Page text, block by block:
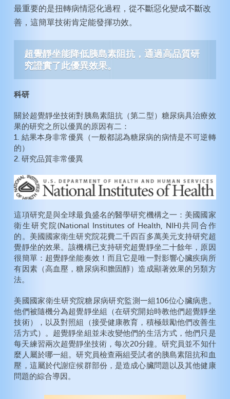
最重要的是扭轉病情惡化過程，從不斷惡化變成不斷改
善，這簡單技術肯定能發揮功效。
超覺靜坐能降低胰島素阻抗，通過高品質研
究證實了此優異效果。
科研
關於超覺靜坐技術對胰島素阻抗（第二型）糖尿病具治療效
果的研究之所以優異的原因有二：
1. 結果本身非常優異（一般都認為糖尿病的病情是不可逆轉
的）
2. 研究品質非常優異
這項研究是與全球最負盛名的醫學研究機構之一：美國國家
衛生研究院(National Institutes of Health, NIH)共同合作
的。美國國家衛生研究院花費二千四百多萬美元支持研究超
覺靜坐的效果。該機構已支持研究超覺靜坐二十餘年，原因
很簡單：超覺靜坐能奏效！而且它是唯一對影響心臟疾病所
有因素（高血壓，糖尿病和膽固醇）造成顯著效果的另類方
法。
美國國家衛生研究院糖尿病研究監測一組106位心臟病患。
他們被隨機分為超覺靜坐組（在研究開始時教他們超覺靜坐
技術），以及對照組（接受健康教育，積極鼓勵他們改善生
活方式）。超覺靜坐組並未改變他們的生活方式，他們只是
每天練習兩次超覺靜坐技術，每次20分鐘。研究員並不知什
麼人屬於哪一組。研究員檢查兩組受試者的胰島素阻抗和血
壓，這屬於代謝症候群部份，是造成心臟問題以及其他健康
問題的綜合導因。